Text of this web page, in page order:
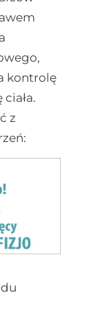
kontrolę
z